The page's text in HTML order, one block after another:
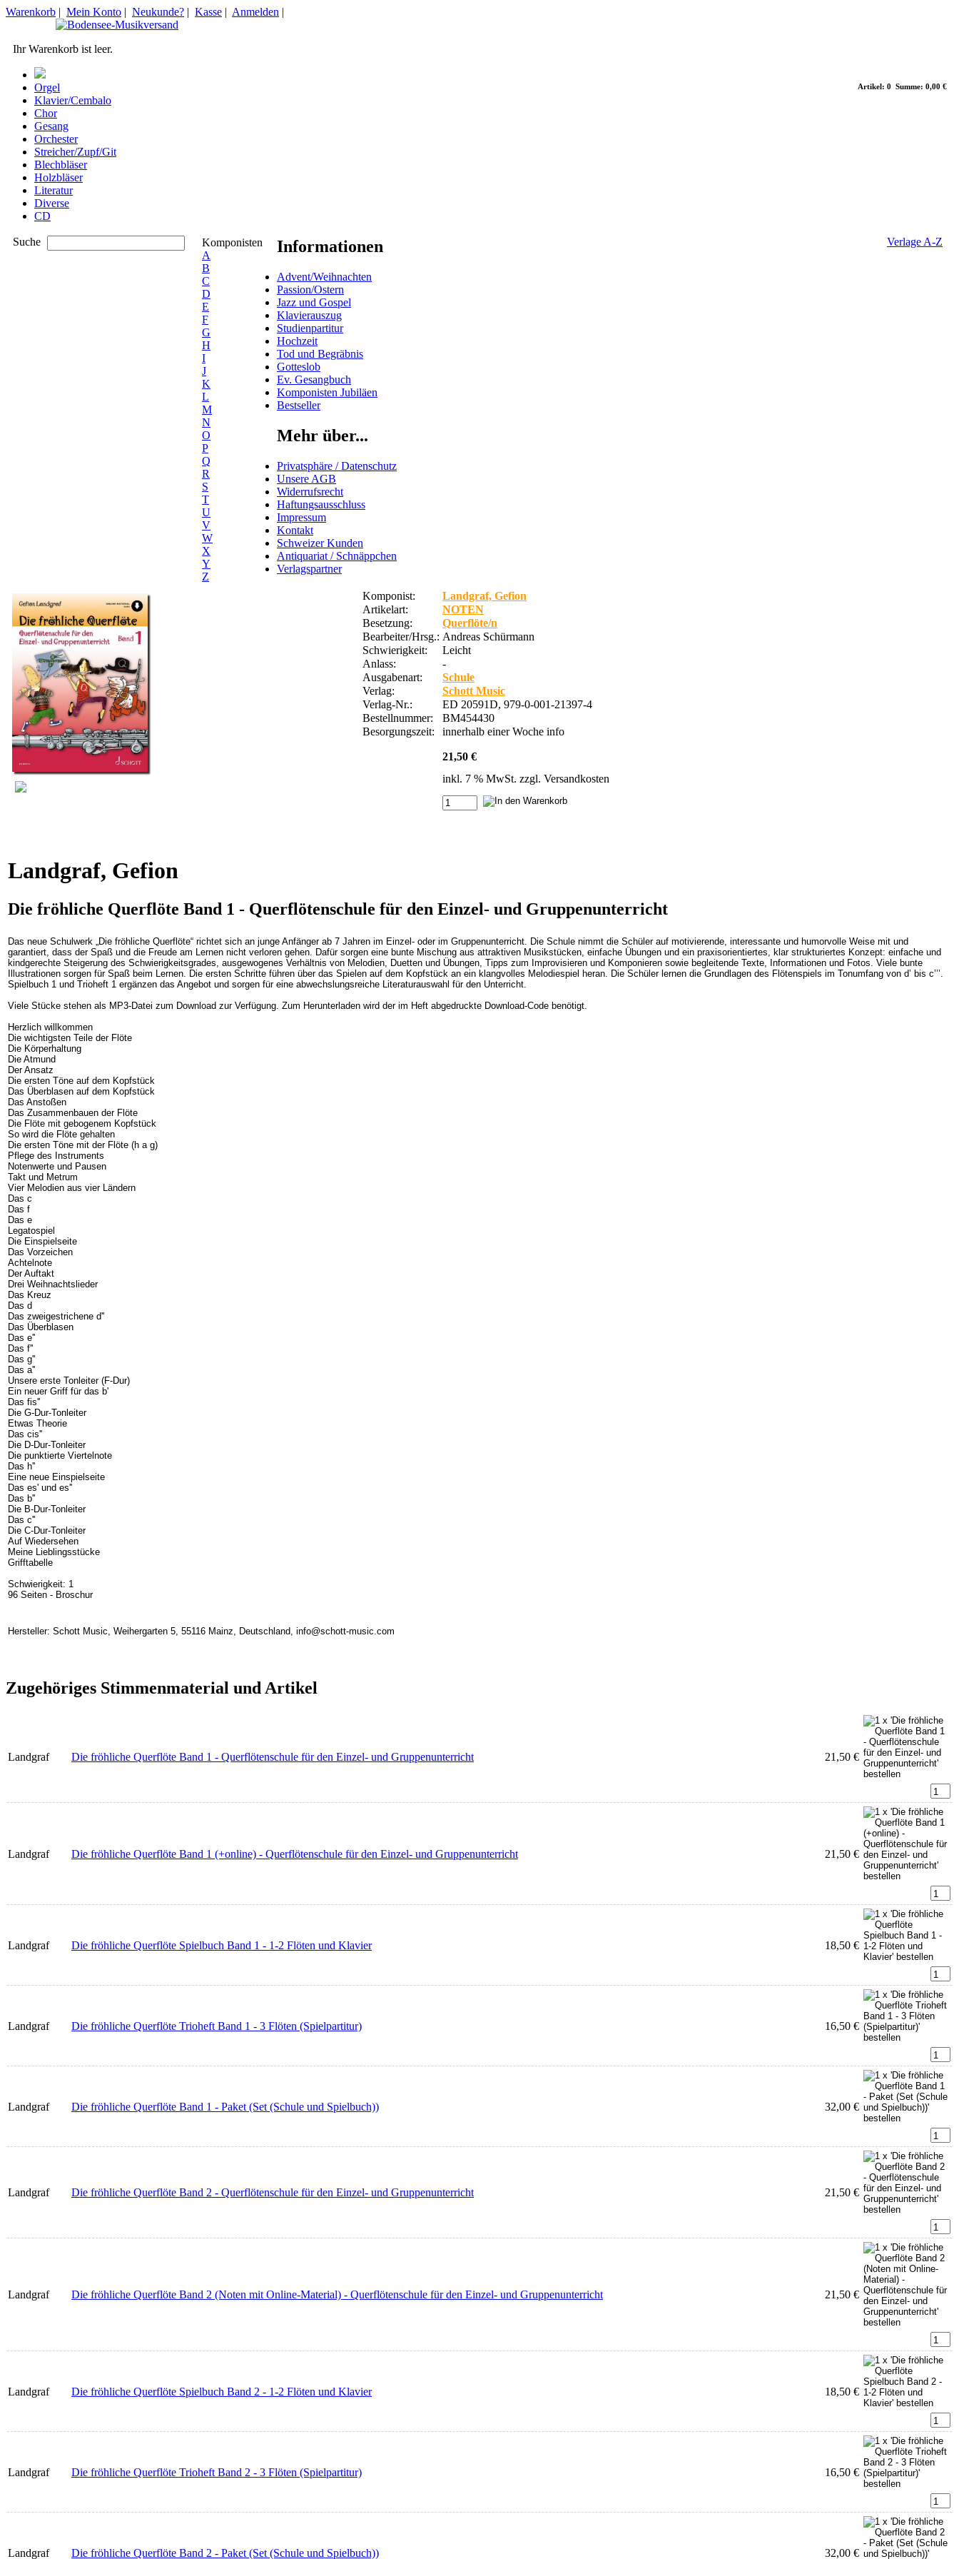
Artikel: 0 Summe: 0,00 €
Warenkorb | Mein Konto | Neukunde? | Kasse | Anmelden |
Ihr Warenkorb ist leer.
Orgel
Klavier/Cembalo
Chor
Gesang
Orchester
Streicher/Zupf/Git
Blechbläser
Holzbläser
Literatur
Diverse
CD
Suche
Komponisten
A
B
C
D
E
F
G
H
I
J
K
L
M
N
O
P
Q
R
S
T
U
V
W
X
Y
Z
Verlage A-Z
Informationen
Advent/Weihnachten
Passion/Ostern
Jazz und Gospel
Klavierauszug
Studienpartitur
Hochzeit
Tod und Begräbnis
Gotteslob
Ev. Gesangbuch
Komponisten Jubiläen
Bestseller
Mehr über...
Privatsphäre / Datenschutz
Unsere AGB
Widerrufsrecht
Haftungsausschluss
Impressum
Kontakt
Schweizer Kunden
Antiquariat / Schnäppchen
Verlagspartner
Komponist:
Landgraf, Gefion
Artikelart:
NOTEN
Besetzung:
Querflöte/n
Bearbeiter/Hrsg.: Andreas Schürmann
Schwierigkeit:
Leicht
Anlass:
-
Ausgabenart:
Schule
Verlag:
Schott Music
Verlag-Nr.:
ED 20591D, 979-0-001-21397-4
Bestellnummer:
BM454430
Besorgungszeit:
innerhalb einer Woche info
21,50 €
inkl. 7 % MwSt. zzgl. Versandkosten
Landgraf, Gefion
Die fröhliche Querflöte Band 1 - Querflötenschule für den Einzel- und Gruppenunterricht
Das neue Schulwerk „Die fröhliche Querflöte“ richtet sich an junge Anfänger ab 7 Jahren im Einzel- oder im Gruppenunterricht. Die Schule nimmt die Schüler auf motivierende, interessante und humorvolle Weise mit und
garantiert, dass der Spaß und die Freude am Lernen nicht verloren gehen. Dafür sorgen eine bunte Mischung aus attraktiven Musikstücken, einfache Übungen und ein praxisorientiertes, klar strukturiertes Konzept: einfache und
kindgerechte Steigerung des Schwierigkeitsgrades, ausgewogenes Verhältnis von Melodien, Duetten und Übungen, Tipps zum Improvisieren und Komponieren sowie begleitende Texte, Informationen und Fotos. Viele bunte
Illustrationen sorgen für Spaß beim Lernen. Die ersten Schritte führen über das Spielen auf dem Kopfstück an ein klangvolles Melodiespiel heran. Die Schüler lernen die Grundlagen des Flötenspiels im Tonumfang von d’ bis c’’’.
Spielbuch 1 und Trioheft 1 ergänzen das Angebot und sorgen für eine abwechslungsreiche Literaturauswahl für den Unterricht.
Viele Stücke stehen als MP3-Datei zum Download zur Verfügung. Zum Herunterladen wird der im Heft abgedruckte Download-Code benötigt.
Herzlich willkommen
Die wichtigsten Teile der Flöte
Die Körperhaltung
Die Atmund
Der Ansatz
Die ersten Töne auf dem Kopfstück
Das Überblasen auf dem Kopfstück
Das Anstoßen
Das Zusammenbauen der Flöte
Die Flöte mit gebogenem Kopfstück
So wird die Flöte gehalten
Die ersten Töne mit der Flöte (h a g)
Pflege des Instruments
Notenwerte und Pausen
Takt und Metrum
Vier Melodien aus vier Ländern
Das c
Das f
Das e
Legatospiel
Die Einspielseite
Das Vorzeichen
Achtelnote
Der Auftakt
Drei Weihnachtslieder
Das Kreuz
Das d
Das zweigestrichene d''
Das Überblasen
Das e''
Das f''
Das g''
Das a''
Unsere erste Tonleiter (F-Dur)
Ein neuer Griff für das b'
Das fis''
Die G-Dur-Tonleiter
Etwas Theorie
Das cis''
Die D-Dur-Tonleiter
Die punktierte Viertelnote
Das h''
Eine neue Einspielseite
Das es' und es''
Das b''
Die B-Dur-Tonleiter
Das c''
Die C-Dur-Tonleiter
Auf Wiedersehen
Meine Lieblingsstücke
Grifftabelle
Schwierigkeit: 1
96 Seiten - Broschur
Hersteller: Schott Music, Weihergarten 5, 55116 Mainz, Deutschland, info@schott-music.com
Zugehöriges Stimmenmaterial und Artikel
Landgraf Die fröhliche Querflöte Band 1 - Querflötenschule für den Einzel- und Gruppenunterricht 21,50 €
Landgraf Die fröhliche Querflöte Band 1 (+online) - Querflötenschule für den Einzel- und Gruppenunterricht 21,50 €
Landgraf Die fröhliche Querflöte Spielbuch Band 1 - 1-2 Flöten und Klavier 18,50 €
Landgraf Die fröhliche Querflöte Trioheft Band 1 - 3 Flöten (Spielpartitur) 16,50 €
Landgraf Die fröhliche Querflöte Band 1 - Paket (Set (Schule und Spielbuch)) 32,00 €
Landgraf Die fröhliche Querflöte Band 2 - Querflötenschule für den Einzel- und Gruppenunterricht 21,50 €
Landgraf Die fröhliche Querflöte Band 2 (Noten mit Online-Material) - Querflötenschule für den Einzel- und Gruppenunterricht 21,50 €
Landgraf Die fröhliche Querflöte Spielbuch Band 2 - 1-2 Flöten und Klavier 18,50 €
Landgraf Die fröhliche Querflöte Trioheft Band 2 - 3 Flöten (Spielpartitur) 16,50 €
Landgraf Die fröhliche Querflöte Band 2 - Paket (Set (Schule und Spielbuch)) 32,00 €